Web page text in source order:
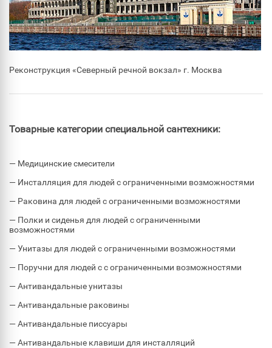
Реконструкция «Северный речной вокзал» г. Москва
Товарные категории специальной сантехники:
— Медицинские смесители
— Инсталляция для людей с ограниченными возможностями
— Раковина для людей с ограниченными возможностями
— Полки и сиденья для людей с ограниченными
возможностями
— Унитазы для людей с ограниченными возможностями
— Поручни для людей с с ограниченными возможностями
— Антивандальные унитазы
— Антивандальные раковины
— Антивандальные писсуары
— Антивандальные клавиши для инсталляций